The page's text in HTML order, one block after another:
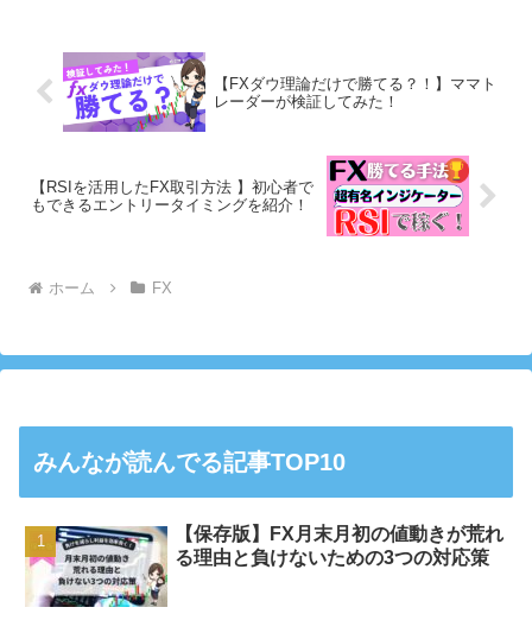
【FXダウ理論だけで勝てる？！】ママト
レーダーが検証してみた！
【RSIを活用したFX取引方法 】初心者で
もできるエントリータイミングを紹介！
ホーム FX
みんなが読んでる記事TOP10
【保存版】FX月末月初の値動きが荒れ
る理由と負けないための3つの対応策